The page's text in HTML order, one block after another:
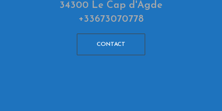
34300 Le Cap d'Agde
+33673070778
CONTACT